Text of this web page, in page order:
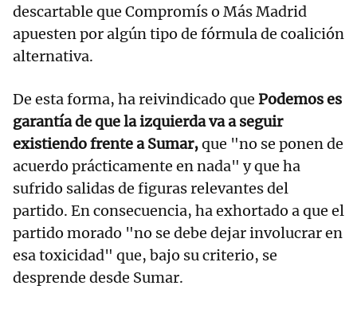
descartable que Compromís o Más Madrid
apuesten por algún tipo de fórmula de coalición
alternativa.
De esta forma, ha reivindicado que Podemos es
garantía de que la izquierda va a seguir
existiendo frente a Sumar,que "no se ponen de
acuerdo prácticamente en nada" y que ha
sufrido salidas de figuras relevantes del
partido. En consecuencia, ha exhortado a que el
partido morado "no se debe dejar involucrar en
esa toxicidad" que, bajo su criterio, se
desprende desde Sumar.